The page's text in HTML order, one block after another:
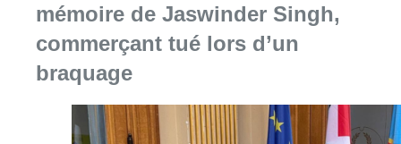
mémoire de Jaswinder Singh,
commerçant tué lors d’un
braquage